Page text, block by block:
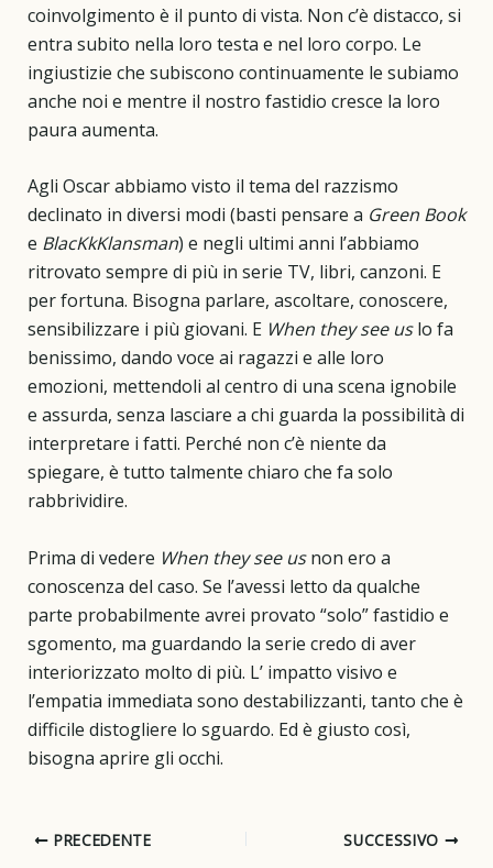
coinvolgimento è il punto di vista. Non c’è distacco, si
entra subito nella loro testa e nel loro corpo. Le
ingiustizie che subiscono continuamente le subiamo
anche noi e mentre il nostro fastidio cresce la loro
paura aumenta.
Agli Oscar abbiamo visto il tema del razzismo
declinato in diversi modi (basti pensare a Green Book
e BlacKkKlansman) e negli ultimi anni l’abbiamo
ritrovato sempre di più in serie TV, libri, canzoni. E
per fortuna. Bisogna parlare, ascoltare, conoscere,
sensibilizzare i più giovani. E When they see uslo fa
benissimo, dando voce ai ragazzi e alle loro
emozioni, mettendoli al centro di una scena ignobile
e assurda, senza lasciare a chi guarda la possibilità di
interpretare i fatti. Perché non c’è niente da
spiegare, è tutto talmente chiaro che fa solo
rabbrividire.
Prima di vedere When they see usnon ero a
conoscenza del caso. Se l’avessi letto da qualche
parte probabilmente avrei provato “solo” fastidio e
sgomento, ma guardando la serie credo di aver
interiorizzato molto di più. L’ impatto visivo e
l’empatia immediata sono destabilizzanti, tanto che è
difficile distogliere lo sguardo. Ed è giusto così,
bisogna aprire gli occhi.
PRECEDENTE SUCCESSIVO